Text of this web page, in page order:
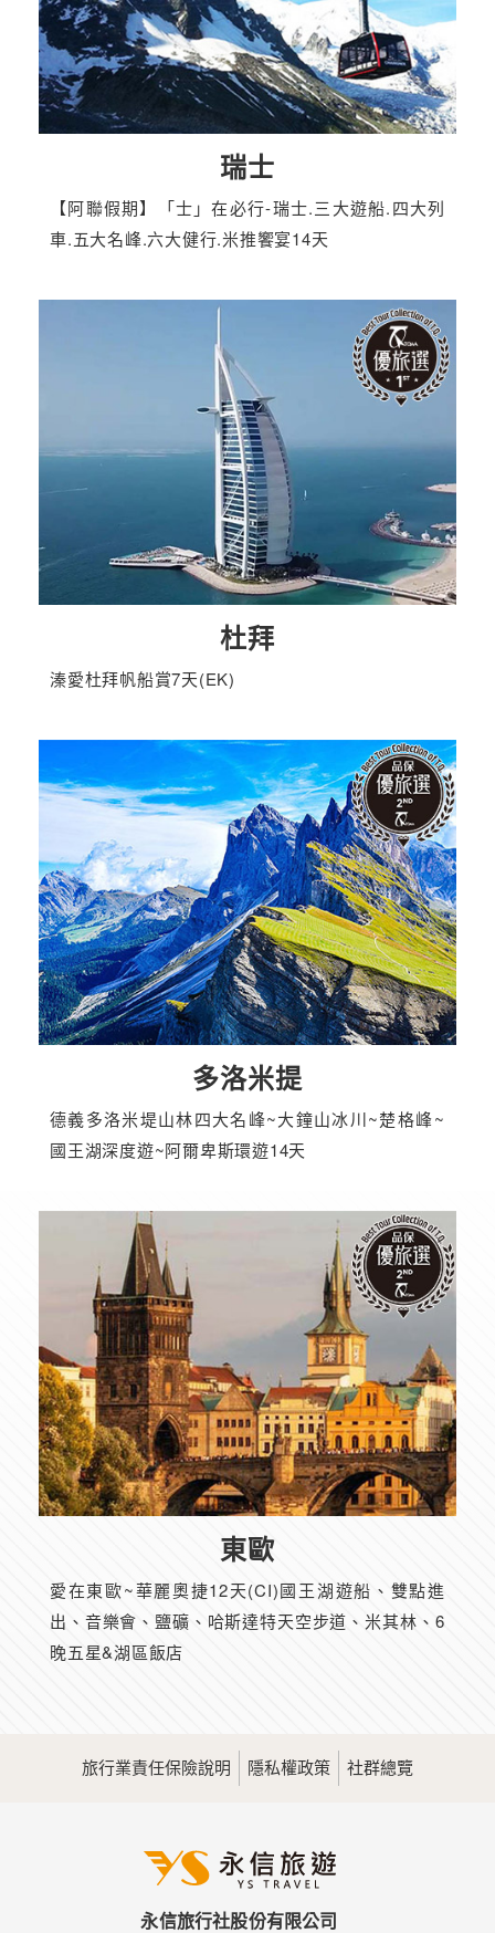
瑞士
【阿聯假期】「士」在必行-瑞士.三大遊船.四大列
車.五大名峰.六大健行.米推饗宴14天
杜拜
溱愛杜拜帆船賞7天(EK)
多洛米提
德義多洛米堤山林四大名峰~大鐘山冰川~楚格峰~
國王湖深度遊~阿爾卑斯環遊14天
東歐
愛在東歐~華麗奧捷12天(CI)國王湖遊船、雙點進
出、音樂會、鹽礦、哈斯達特天空步道、米其林、6
晚五星&湖區飯店
旅行業責任保險說明 隱私權政策 社群總覽
永信旅行社股份有限公司